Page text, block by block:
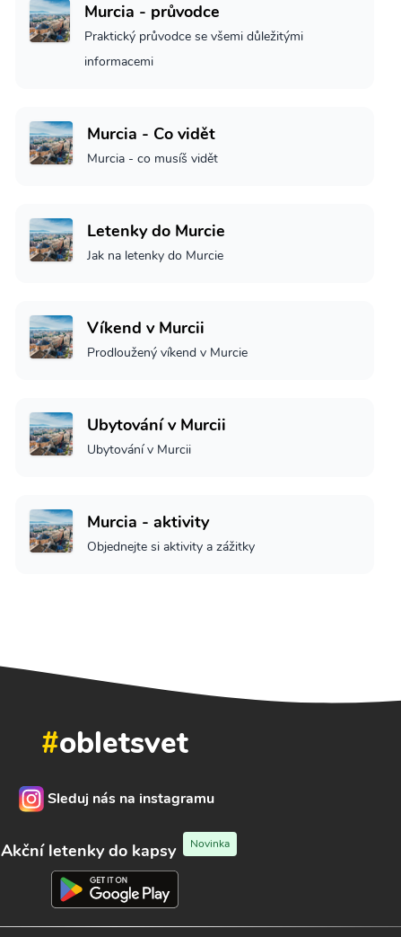
Murcia - průvodce
Praktický průvodce se všemi důležitými
informacemi
Murcia - Co vidět
Murcia - co musíš vidět
Letenky do Murcie
Jak na letenky do Murcie
Víkend v Murcii
Prodloužený víkend v Murcie
Ubytování v Murcii
Ubytování v Murcii
Murcia - aktivity
Objednejte si aktivity a zážitky
#obletsvet
Sleduj nás na instagramu
Akční letenky do kapsy Novinka